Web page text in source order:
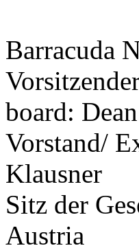
Barracuda
board:
Vorstand/
Klausner
Sitz der
Austria